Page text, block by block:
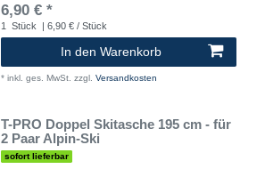
6,90 € *
1 Stück | 6,90 € / Stück
In den Warenkorb
* inkl. ges. MwSt. zzgl. Versandkosten
T-PRO Doppel Skitasche 195 cm - für
2 Paar Alpin-Ski
sofort lieferbar